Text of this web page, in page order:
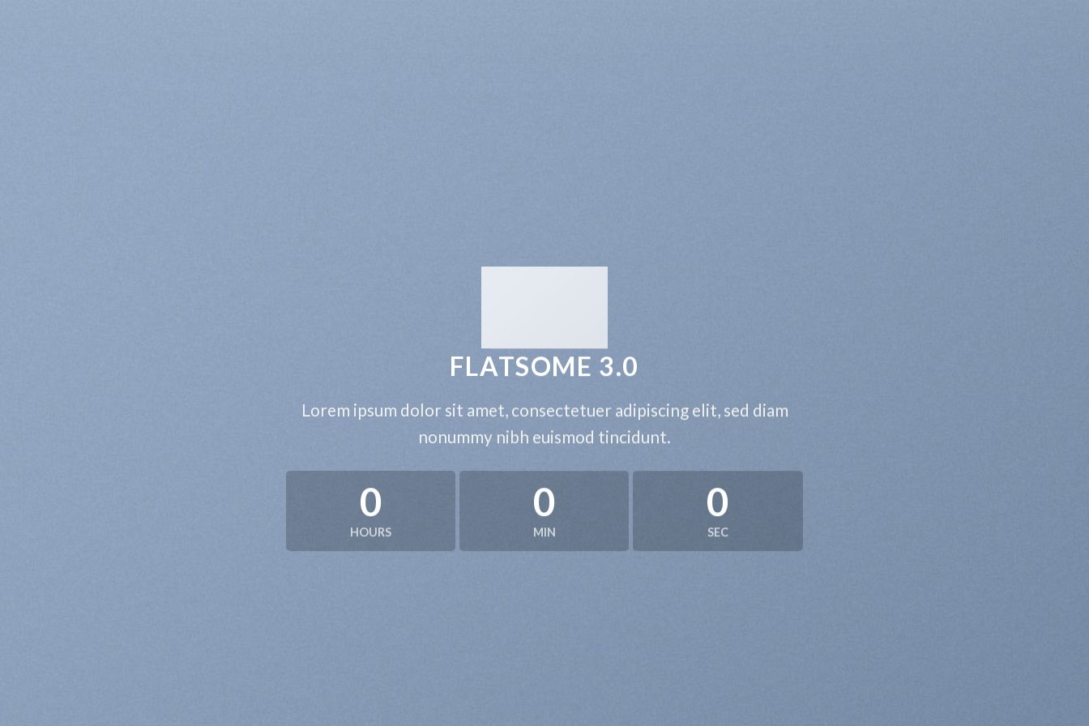
FLATSOME 3.0
Lorem ipsum dolor sit amet, consectetuer adipiscing elit, sed diam
nonummy nibh euismod tincidunt.
0
HOURS
0
MIN
0
SEC